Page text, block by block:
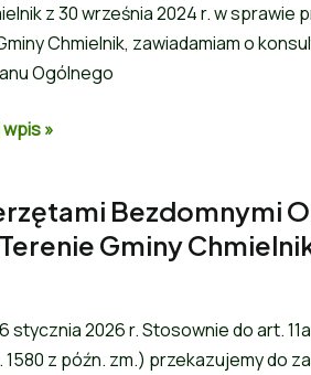
z 30 września 2024 r. w
Chmielnik, zawiadamiam o
Ogólnego
»
Bezdomnymi
Gminy
stycznia 2026 r. Stosownie do art.
z późn. zm.) przekazujemy do